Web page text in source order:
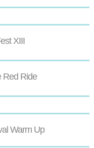
XIII
Red Ride
Warm Up